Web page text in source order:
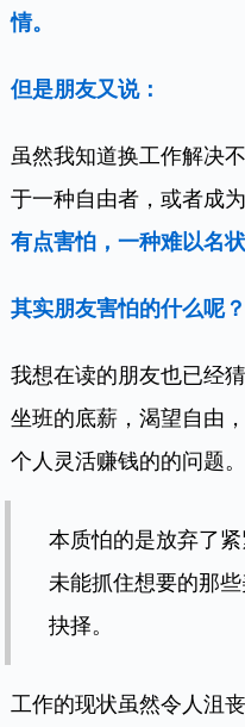
情。
但是朋友又说：
虽然我知道换工作解决
于一种自由者，或者成
有点害怕，一种难以名状
其实朋友害怕的什么呢？
我想在读的朋友也已经
坐班的底薪，渴望自由
个人灵活赚钱的的问题。
本质怕的是放弃了
未能抓住想要的那
抉择。
工作的现状虽然令人沮